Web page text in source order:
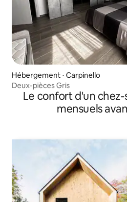
Hébergement ⋅ Carpinello
Deux-pièces Gris
Le confort d'un
mensuels